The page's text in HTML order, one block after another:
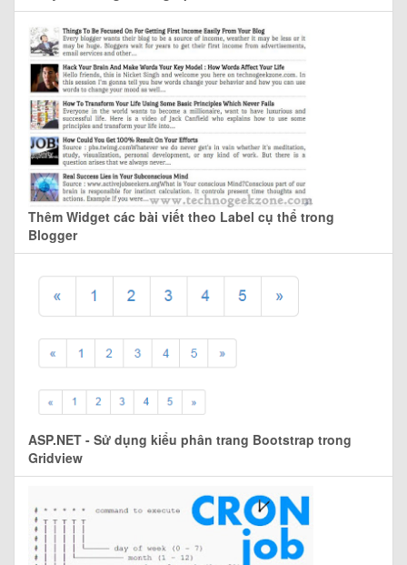
Thêm Widget các bài viết theo Label cụ thể trong
Blogger
ASP.NET - Sử dụng kiểu phân trang Bootstrap trong
Gridview